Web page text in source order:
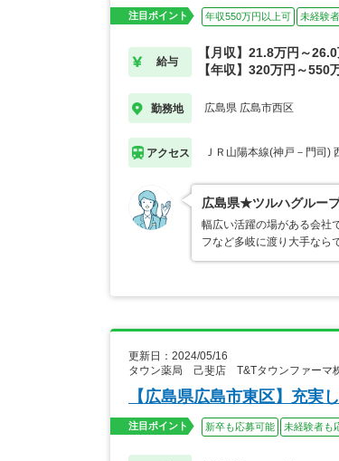
注目ポイント 年収550万円以上可 未経験
給与
【月収】21.8万円～
【年収】320万円～550
勤務地 広島県 広島市西区
アクセス ＪＲ山陽本線(神戸－門司)
広島県★ツルハグルー
幅広い活躍の場がある会社
フなど多岐に渡り大手なら
更新日：2024/05/16
タウン薬局 己斐店 T&Tタウンファーマ
【広島県広島市東区】充実
注目ポイント 新卒も応募可能 未経験者も